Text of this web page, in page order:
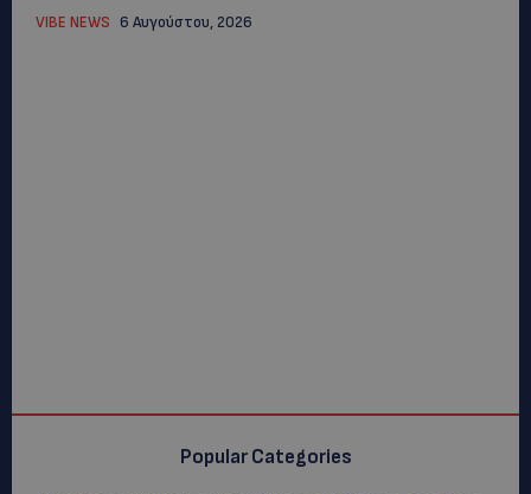
VIBE NEWS 6 Αυγούστου, 2026
Popular Categories